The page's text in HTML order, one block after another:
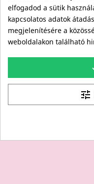
Kövess minket itt
Facebook
Site protected by
© Copyright: Since
elfogadod a sütik
kapcsolatos adatok
megjelenítésére a
weboldalakon található
tune